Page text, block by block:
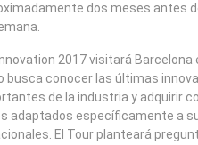
dos meses antes
2017 visitará
busca conocer las últimas
de la industria y adquirir
adaptados específicamente a
El Tour planteará